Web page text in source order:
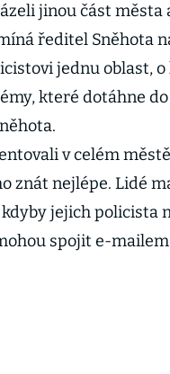
jinou část města
ředitel Sněhota
jednu oblast,
které dotáhne
v celém
znát nejlépe. Lidé
jejich policista
spojit e-mailem